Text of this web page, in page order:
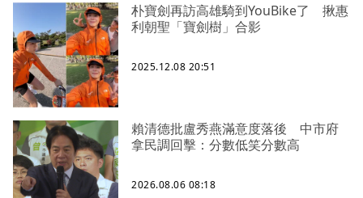
朴寶劍再訪高雄騎到YouBike了 揪惠
利朝聖「寶劍樹」合影
2025.12.08 20:51
賴清德批盧秀燕滿意度落後 中市府
拿民調回擊：分數低笑分數高
2026.08.06 08:18